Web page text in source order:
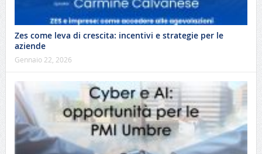
Zes come leva di crescita: incentivi e strategie per le
aziende
Gennaio 22, 2026